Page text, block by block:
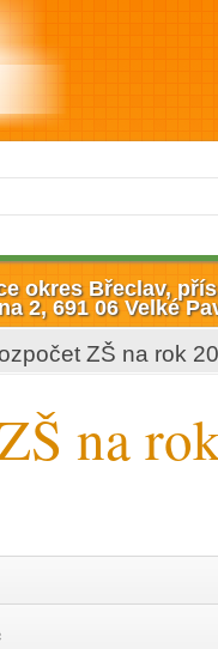
okres Břeclav,
2, 691 06 Velké
ZŠ na rok
na